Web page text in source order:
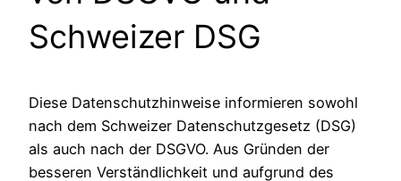
Schweizer DSG
Diese Datenschutzhinweise informieren sowohl
nach dem Schweizer Datenschutzgesetz (DSG)
als auch nach der DSGVO. Aus Gründen der
besseren Verständlichkeit und aufgrund des